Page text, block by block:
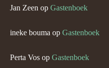
Jan Zeen op Gastenboek
ineke bouma op Gastenboek
Perta Vos op Gastenboek